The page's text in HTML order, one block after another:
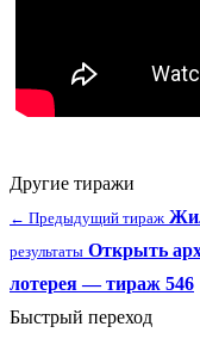
Другие тиражи
← Предыдущий тираж
результаты Открыть
лотерея — тираж 546
Быстрый переход